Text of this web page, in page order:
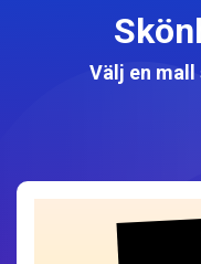
Välj en